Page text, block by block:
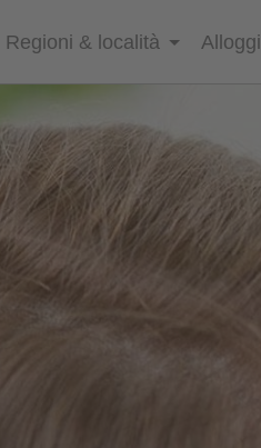
Regioni & località Alloggi